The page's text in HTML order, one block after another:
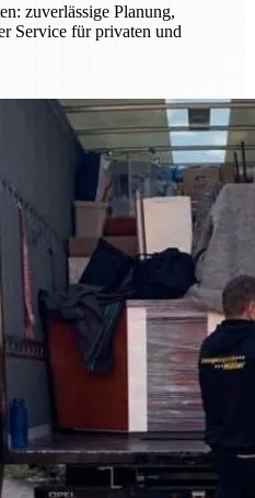
zuverlässige Planung,
Service für privaten und